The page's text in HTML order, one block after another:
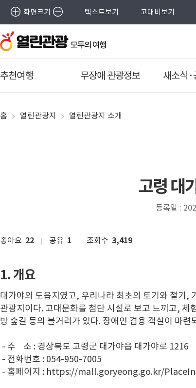
화면크기 텍스트보기 고대비보기
추천여행 무장애 관광정보 새소식·
홈 열린관광지 열린관광지 소개
고령 대
등록일 :
좋아요 22 공유 1 조회수 3,419
1. 개요
대가야의 도읍지였고, 우리나라 최초의 토기와 철기,
관광지이다. 고대문화를 첨단 시설로 보고 느끼고,
방 숲길 등의 볼거리가 있다. 장애인 겸용 객실이 마련
- 주 소 : 경상북도 고령군 대가야읍 대가야로 1216
- 전화번호 : 054-950-7005
- 홈페이지 : https://mall.goryeong.go.kr/